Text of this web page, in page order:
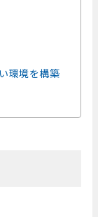
環境を構築